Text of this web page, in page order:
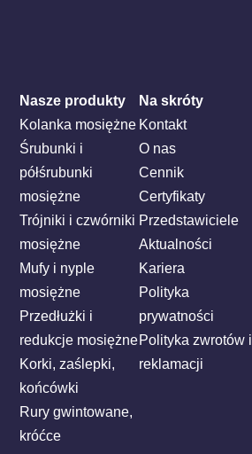
Nasze produkty
Kolanka mosiężne
Śrubunki i
półśrubunki
mosiężne
Trójniki i czwórniki
mosiężne
Mufy i nyple
mosiężne
Przedłużki i
redukcje mosiężne
Korki, zaślepki,
końcówki
Rury gwintowane,
króćce
Na skróty
Kontakt
O nas
Cennik
Certyfikaty
Przedstawiciele
Aktualności
Kariera
Polityka
prywatności
Polityka zwrotów i
reklamacji